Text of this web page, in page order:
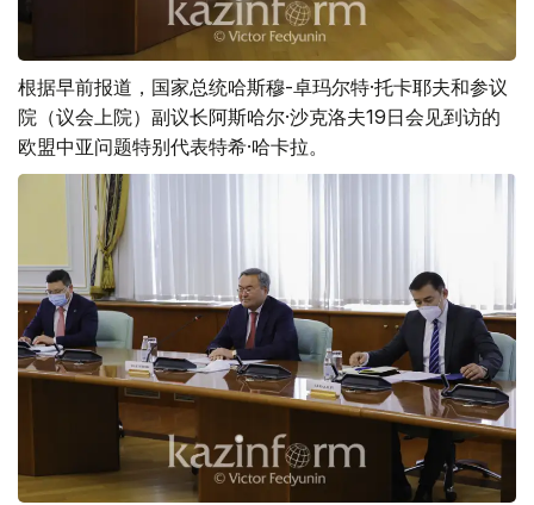
根据早前报道，国家总统哈斯穆-卓玛尔特·托卡耶夫和参议
院（议会上院）副议长阿斯哈尔·沙克洛夫19日会见到访的
欧盟中亚问题特别代表特希·哈卡拉。